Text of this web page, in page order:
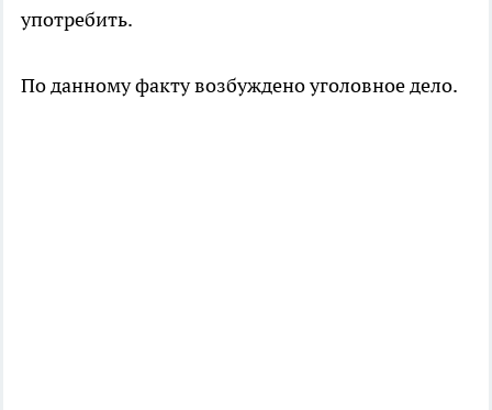
употребить.
По данному факту возбуждено уголовное дело.